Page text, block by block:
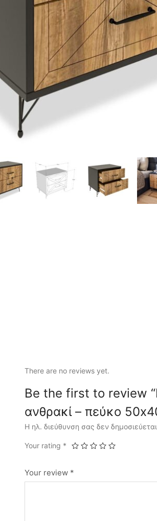
There are no reviews yet.
Be the first to review
ανθρακί – πεύκο
Η ηλ. διεύθυνση σας δεν
Your rating *
Your review *